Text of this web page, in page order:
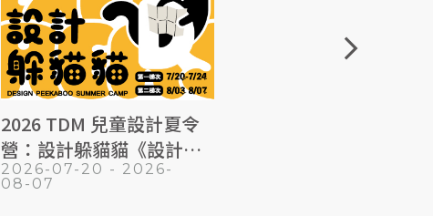
arrow_forward_ios
2026 TDM 兒童設計夏令
營：設計躲貓貓《設計探
險家》
2026-07-20 - 2026-
08-07